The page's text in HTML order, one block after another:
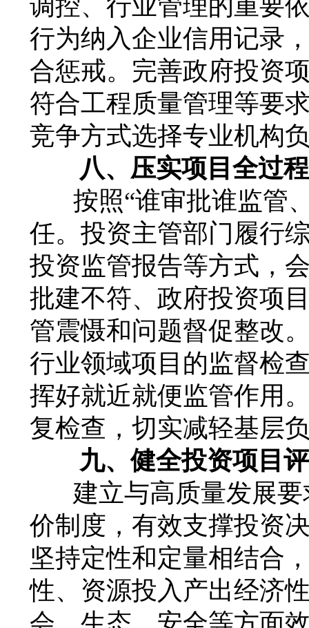
调控、行业管理的重要
行为纳入企业信用记录
合惩戒。完善政府投资
符合工程质量管理等要
竞争方式选择专业机构
八、压实项目全过
按照“谁审批谁监管
任。投资主管部门履行
投资监管报告等方式，
批建不符、政府投资项
管震慑和问题督促整改
行业领域项目的监督检
挥好就近就便监管作用
复检查，切实减轻基层
九、健全投资项目
建立与高质量发展
价制度，有效支撑投资
坚持定性和定量相结合
性、资源投入产出经济